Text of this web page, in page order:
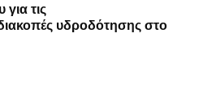
τις
υδροδότησης στο